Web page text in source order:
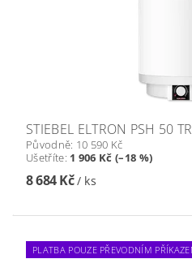
STIEBEL ELTRON PSH 50
Původně: 10 590 Kč
Ušetříte: 1 906 Kč (–18 %)
8 684 Kč/ ks
PLATBA POUZE PŘEVODNÍM